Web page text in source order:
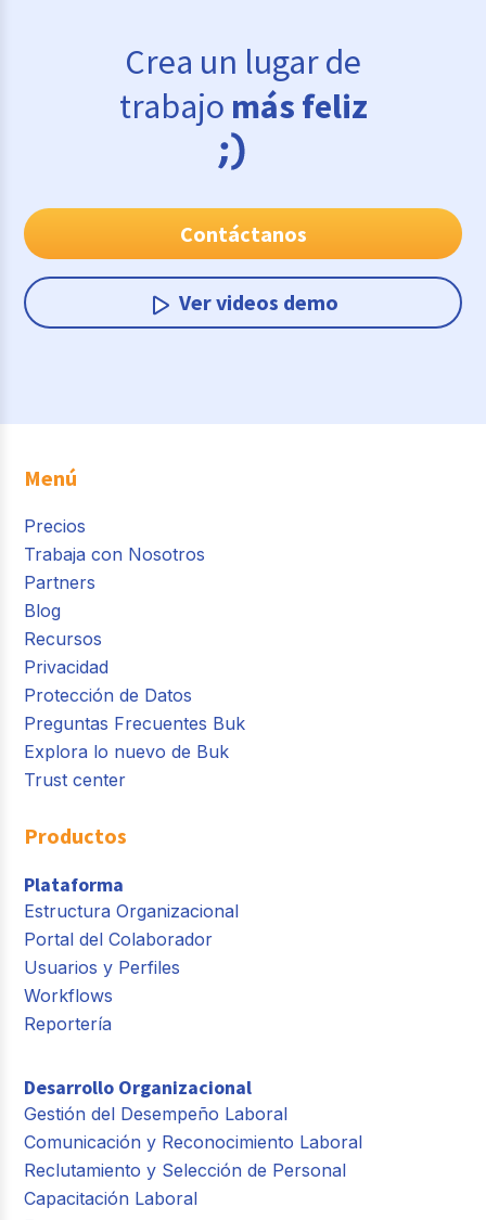
Crea un lugar de
trabajo más feliz
Contáctanos
Ver videos demo
Menú
Precios
Trabaja con Nosotros
Partners
Blog
Recursos
Privacidad
Protección de Datos
Preguntas Frecuentes Buk
Explora lo nuevo de Buk
Trust center
Productos
Plataforma
Estructura Organizacional
Portal del Colaborador
Usuarios y Perfiles
Workflows
Reportería
Desarrollo Organizacional
Gestión del Desempeño Laboral
Comunicación y Reconocimiento Laboral
Reclutamiento y Selección de Personal
Capacitación Laboral